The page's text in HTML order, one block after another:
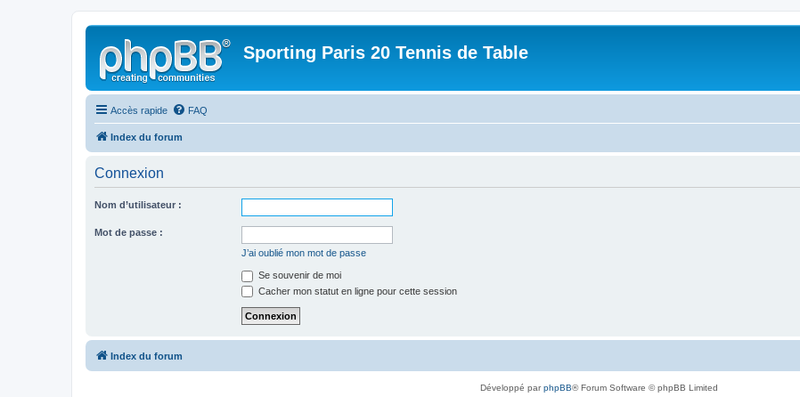
Sporting Paris 20 Tennis de Table
Accès rapide FAQ
Index du forum
Connexion
Nom d’utilisateur :
Mot de passe :
J’ai oublié mon mot de passe
Se souvenir de moi
Cacher mon statut en ligne pour cette session
Index du forum
Développé parphpBB® Forum Software © phpBB Limited